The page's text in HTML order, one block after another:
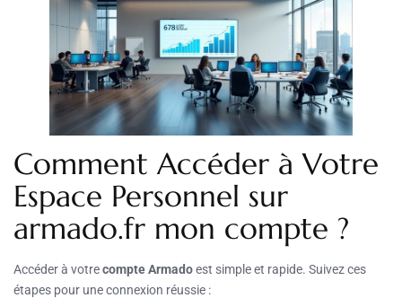
Comment Accéder à Votre
Espace Personnel sur
armado.fr mon compte ?
Accéder à votrecompte Armadoest simple et rapide. Suivez ces
étapes pour une connexion réussie :